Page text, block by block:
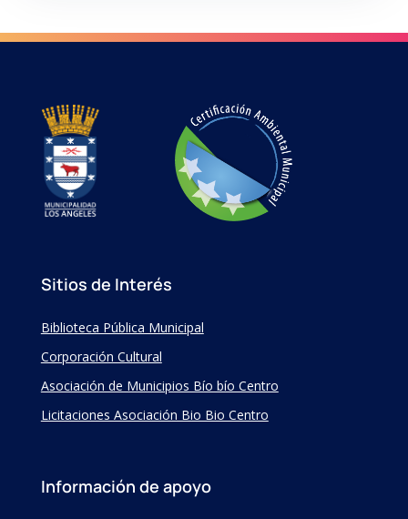
Sitios de Interés
Biblioteca Pública Municipal
Corporación Cultural
Asociación de Municipios Bío bío Centro
Licitaciones Asociación Bio Bio Centro
Información de apoyo